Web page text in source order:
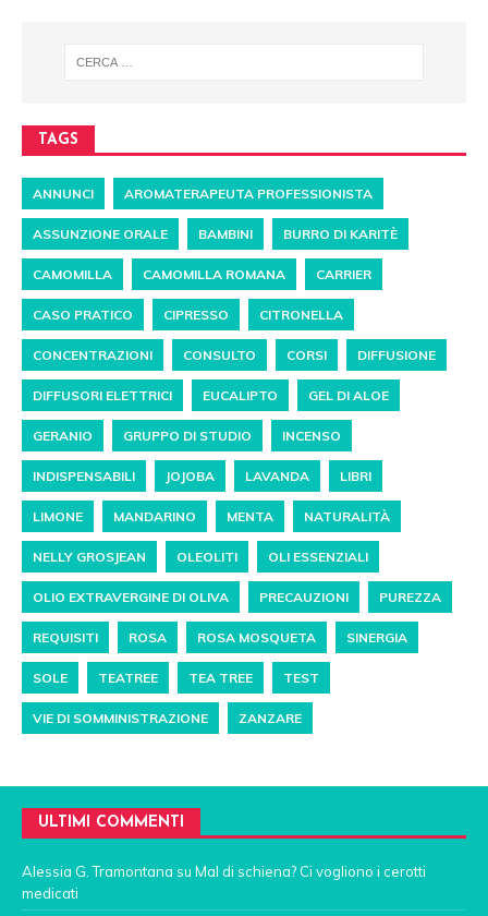
TAGS
ANNUNCI AROMATERAPEUTA PROFESSIONISTA
ASSUNZIONE ORALE BAMBINI BURRO DI KARITÈ
CAMOMILLA CAMOMILLA ROMANA CARRIER
CASO PRATICO CIPRESSO CITRONELLA
CONCENTRAZIONI CONSULTO CORSI DIFFUSIONE
DIFFUSORI ELETTRICI EUCALIPTO GEL DI ALOE
GERANIO GRUPPO DI STUDIO INCENSO
INDISPENSABILI JOJOBA LAVANDA LIBRI
LIMONE MANDARINO MENTA NATURALITÀ
NELLY GROSJEAN OLEOLITI OLI ESSENZIALI
OLIO EXTRAVERGINE DI OLIVA PRECAUZIONI PUREZZA
REQUISITI ROSA ROSA MOSQUETA SINERGIA
SOLE TEATREE TEA TREE TEST
VIE DI SOMMINISTRAZIONE ZANZARE
ULTIMI COMMENTI
Alessia G. Tramontana su Mal di schiena? Ci vogliono i cerotti
medicati